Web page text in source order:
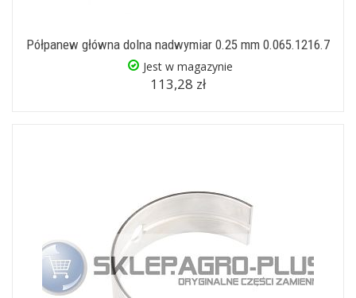
Półpanew główna dolna nadwymiar 0.25 mm 0.065.1216.7
Jest w magazynie
113,28 zł